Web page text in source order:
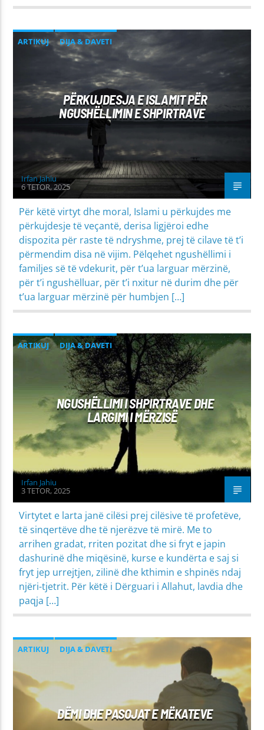
ARTIKUJ
DIJA & DAVETI
PROBLEME SHPIRTËRORE & SHOQËRORE
PËRKUJDESJA E ISLAMIT PËR
NGUSHËLLIMIN E SHPIRTRAVE
Irfan Jahiu
6 TETOR, 2025
Për këtë virtyt dhe moral, Islami u përkujdes me
përkujdesje të veçantë, derisa ligjëroi edhe
dispozita për raste të ndryshme, prej të cilave të t’i
përmendim disa në vijim. Pëlqehet ngushëllimi i
familjes së të vdekurit, për t’ua larguar mërzinë,
për t’i ngushëlluar, për t’i nxitur në durim dhe për
t’ua larguar mërzinë për humbjen […]
ARTIKUJ
DIJA & DAVETI
MIRËSJELLJA - EDUKATA FETARE
PROBLEME SHPIRTËRORE & SHOQËRORE
NGUSHËLLIMI I SHPIRTRAVE DHE
LARGIMI I MËRZISË
Irfan Jahiu
3 TETOR, 2025
Virtytet e larta janë cilësi prej cilësive të profetëve,
të sinqertëve dhe të njerëzve të mirë. Me to
arrihen gradat, rriten pozitat dhe si fryt e japin
dashurinë dhe miqësinë, kurse e kundërta e saj si
fryt jep urrejtjen, zilinë dhe kthimin e shpinës ndaj
njëri-tjetrit. Për këtë i Dërguari i Allahut, lavdia dhe
paqja […]
ARTIKUJ
DIJA & DAVETI
PROBLEME SHPIRTËRORE & SHOQËRORE
DËMI DHE PASOJAT E MËKATEVE